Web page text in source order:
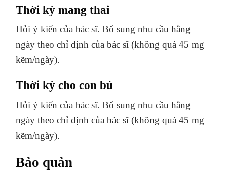
Thời kỳ mang thai
Hỏi ý kiến của bác sĩ. Bổ sung nhu cầu hằng
ngày theo chỉ định của bác sĩ (không quá 45 mg
kẽm/ngày).
Thời kỳ cho con bú
Hỏi ý kiến của bác sĩ. Bổ sung nhu cầu hằng
ngày theo chỉ định của bác sĩ (không quá 45 mg
kẽm/ngày).
Bảo quản